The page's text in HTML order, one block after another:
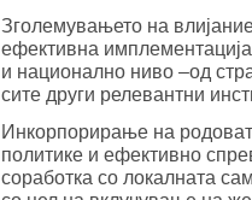
Зголемувањето на
ефективна
и национално ниво –од
сите други релевантни
Инкорпорирање на
политике и ефективно
соработка со локалната